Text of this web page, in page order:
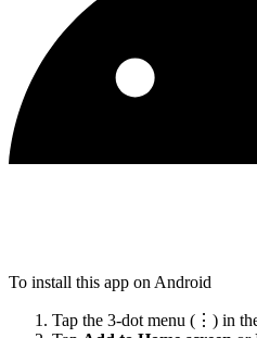
To install this app on Android
Tap the 3-dot menu (⋮) in